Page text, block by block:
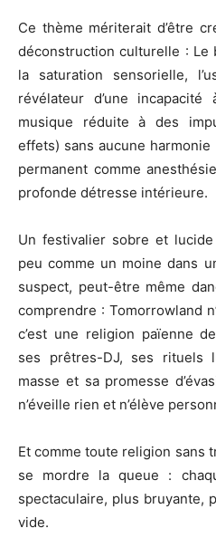
Ce thème mériterait d’être
déconstruction culturelle : Le
la saturation sensorielle,
révélateur d’une
musique réduite à des
effets) sans aucune
permanent comme
profonde détresse intérieure.
Un festivalier sobre et lucide
peu comme un moine dans
suspect, peut-être même
comprendre : Tomorrowland
c’est une religion païenne
ses prêtres-DJ, ses rituels
masse et sa promesse
n’éveille rien et n’élève
Et comme toute religion sans
se mordre la queue :
spectaculaire, plus bruyante,
vide.